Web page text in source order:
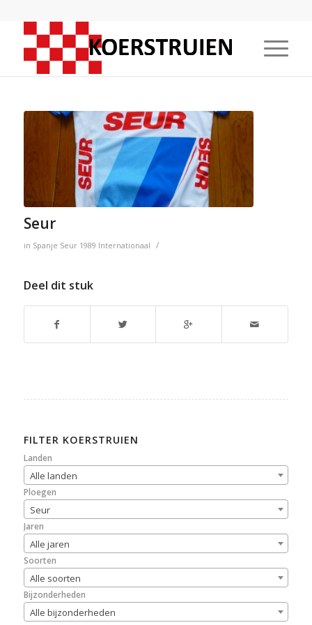
Seur
in Spanje Seur 1989 Internationaal /
Deel dit stuk
FILTER KOERSTRUIEN
Landen
Alle landen
Ploegen
Seur
Jaren
Alle jaren
Soorten
Alle soorten
Bijzonderheden
Alle bijzonderheden